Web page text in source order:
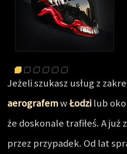
Jeżeli szukasz usług z
aerografemwŁodzi lub
że doskonale trafiłeś. A już
przez przypadek. Od lat